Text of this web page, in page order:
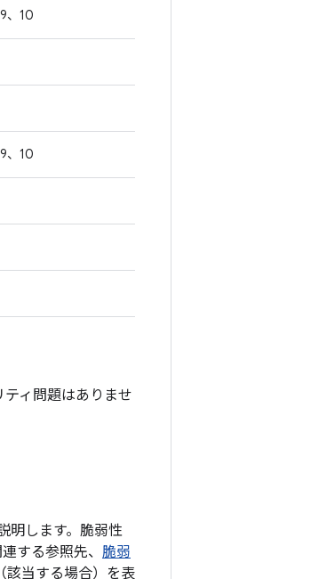
、10
、10
ィ問題はありませ
明します。脆弱性
する参照先、 脆弱
該当する場合）を表